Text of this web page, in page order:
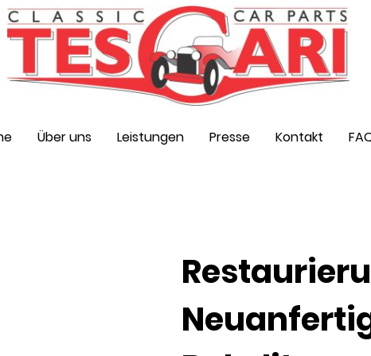
Über uns Leistungen Presse Kontakt